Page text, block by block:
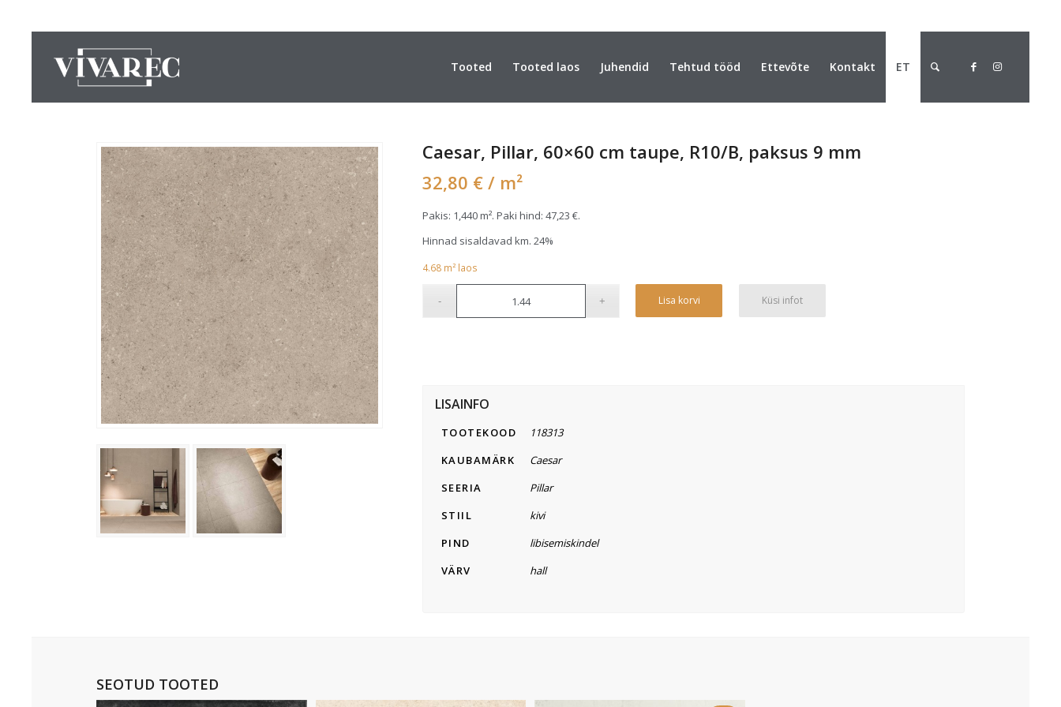
Tooted Tooted laos Juhendid Tehtud tööd Ettevõte Kontakt ET
Caesar, Pillar, 60×60 cm taupe, R10/B, paksus 9 mm
32,80 € / m²
Pakis: 1,440 m². Paki hind: 47,23 €.
Hinnad sisaldavad km. 24%
4.68 m²laos
Lisa korvi Küsi infot
LISAINFO
TOOTEKOOD
118313
KAUBAMÄRK
Caesar
SEERIA
Pillar
STIIL
kivi
PIND
libisemiskindel
VÄRV
hall
SEOTUD TOOTED